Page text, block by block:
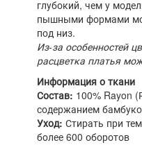
глубокий, чем у
пышными формами
под низ.
Из-за особенностей
расцветка платья
Информация о ткани
Состав: 100% Rayon
содержанием
Уход: Стирать при
более 600 оборотов